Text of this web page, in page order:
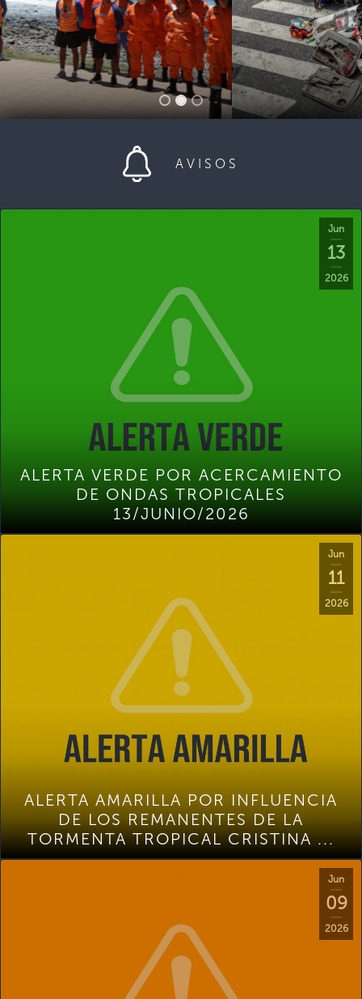
AVISOS
Jun
13
2026
ALERTA VERDE POR ACERCAMIENTO
DE ONDAS TROPICALES
13/JUNIO/2026
Jun
11
2026
ALERTA AMARILLA POR INFLUENCIA
DE LOS REMANENTES DE LA
TORMENTA TROPICAL CRISTINA ...
Jun
09
2026